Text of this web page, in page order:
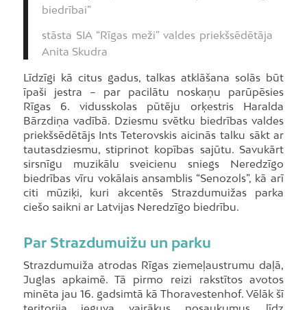
biedrībai”
stāsta SIA “Rīgas meži” valdes priekšsēdētāja
Anita Skudra
Līdzīgi kā citus gadus, talkas atklāšana solās būt
īpaši jestra – par pacilātu noskaņu parūpēsies
Rīgas 6. vidusskolas pūtēju orķestris Haralda
Bārzdiņa vadībā. Dziesmu svētku biedrības valdes
priekšsēdētājs Ints Teterovskis aicinās talku sākt ar
tautasdziesmu, stiprinot kopības sajūtu. Savukārt
sirsnīgu muzikālu sveicienu sniegs Neredzīgo
biedrības vīru vokālais ansamblis “Senozols”, kā arī
citi mūziķi, kuri akcentēs Strazdumuižas parka
ciešo saikni ar Latvijas Neredzīgo biedrību.
Par Strazdumuižu un parku
Strazdumuiža atrodas Rīgas ziemeļaustrumu daļā,
Juglas apkaimē. Tā pirmo reizi rakstītos avotos
minēta jau 16. gadsimtā kā Thoravestenhof. Vēlāk šī